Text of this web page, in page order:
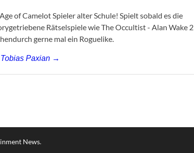
of Camelot Spieler alter Schule! Spielt sobald es die
Rätselspiele wie The Occultist - Alan Wake 2
gerne mal ein Roguelike.
Paxian →
News.